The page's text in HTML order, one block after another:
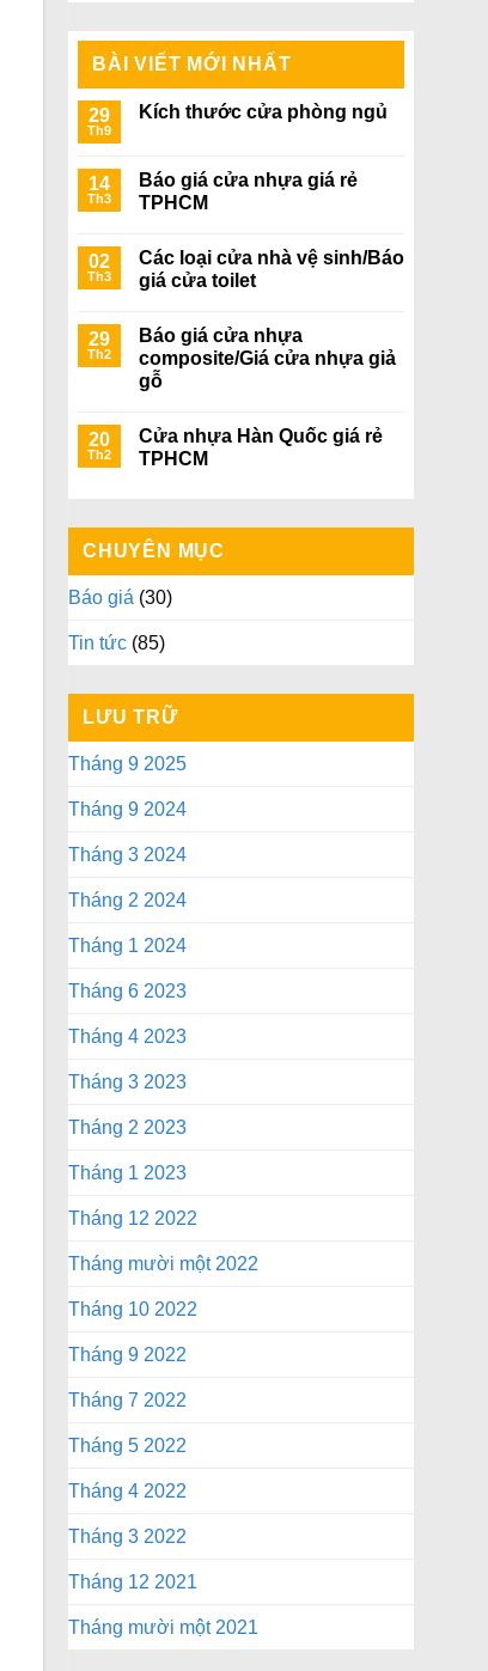
3.100.000₫.
BÀI VIẾT MỚI NHẤT
29
Th9
Kích thước cửa phòng ngủ
14
Th3
Báo giá cửa nhựa giá rẻ
TPHCM
02
Th3
Các loại cửa nhà vệ sinh/Báo
giá cửa toilet
29
Th2
Báo giá cửa nhựa
composite/Giá cửa nhựa giả
gỗ
20
Th2
Cửa nhựa Hàn Quốc giá rẻ
TPHCM
CHUYÊN MỤC
Báo giá (30)
Tin tức (85)
LƯU TRỮ
Tháng 9 2025
Tháng 9 2024
Tháng 3 2024
Tháng 2 2024
Tháng 1 2024
Tháng 6 2023
Tháng 4 2023
Tháng 3 2023
Tháng 2 2023
Tháng 1 2023
Tháng 12 2022
Tháng mười một 2022
Tháng 10 2022
Tháng 9 2022
Tháng 7 2022
Tháng 5 2022
Tháng 4 2022
Tháng 3 2022
Tháng 12 2021
Tháng mười một 2021